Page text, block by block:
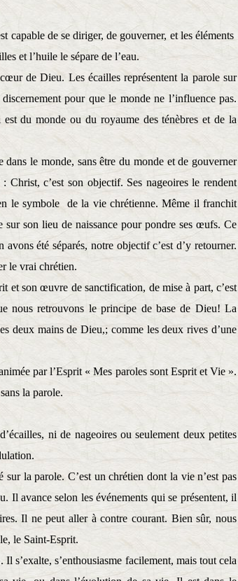
capable de se diriger, de gouverner, et les éléments
et l’huile le sépare de l’eau.
de Dieu. Les écailles représentent la parole sur
pour que le monde ne l’influence pas.
du monde ou du royaume des ténèbres et de la
dans le monde, sans être du monde et de gouverner
Christ, c’est son objectif. Ses nageoires le rendent
le symbole
de la vie chrétienne. Même il franchit
sur son lieu de naissance pour pondre ses œufs. Ce
été séparés, notre objectif c’est d’y retourner.
le vrai chrétien.
et son œuvre de sanctification, de mise à part, c’est
nous retrouvons le principe de base de Dieu! La
deux mains de Dieu,; comme les deux rives d’une
par l’Esprit « Mes paroles sont Esprit et Vie ».
la parole.
ni de nageoires ou seulement deux petites
sur la parole. C’est un chrétien dont la vie n’est pas
Il avance selon les événements qui se présentent, il
Il ne peut aller à contre courant. Bien sûr, nous
le Saint-Esprit.
s’exalte, s’enthousiasme facilement, mais tout cela